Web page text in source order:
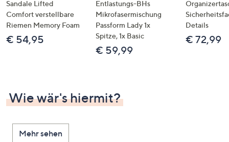
Sandale Lifted
Comfort verstellbare
Riemen Memory Foam
€ 54,95
Entlastungs-BHs
Mikrofasermischung
Passform Lady 1x
Spitze, 1x Basic
€ 59,99
Details
€ 72,99
Wie wär's hiermit?
Mehr sehen